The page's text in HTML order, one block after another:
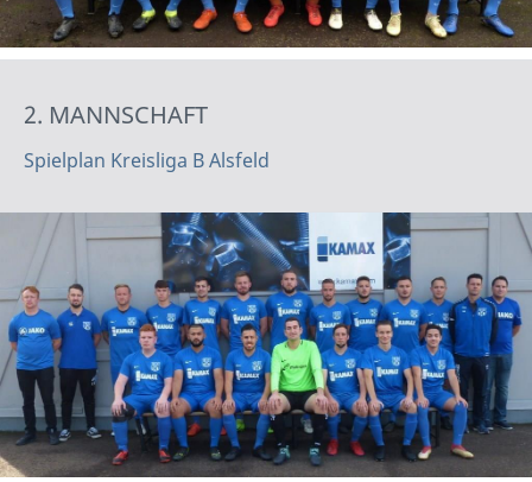
2. MANNSCHAFT
Spielplan Kreisliga B Alsfeld